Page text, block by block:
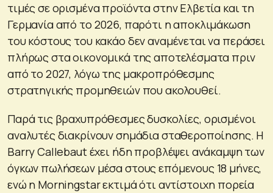
τιμές σε ορισμένα προϊόντα στην Ελβετία και τη
Γερμανία από το 2026, παρότι η αποκλιμάκωση
του κόστους του κακάο δεν αναμένεται να περάσει
πλήρως στα οικονομικά της αποτελέσματα πριν
από το 2027, λόγω της μακροπρόθεσμης
στρατηγικής προμηθειών που ακολουθεί.
Παρά τις βραχυπρόθεσμες δυσκολίες, ορισμένοι
αναλυτές διακρίνουν σημάδια σταθεροποίησης. Η
Barry Callebaut έχει ήδη προβλέψει ανάκαμψη των
όγκων πωλήσεων μέσα στους επόμενους 18 μήνες,
ενώ η Morningstar εκτιμά ότι αντίστοιχη πορεία